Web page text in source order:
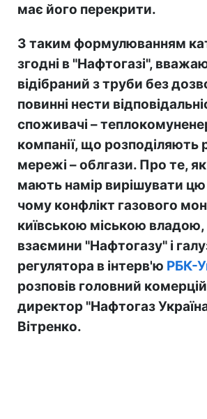
має його перекрити.
З таким формулюванням
згодні в "Нафтогазі",
відібраний з труби без
повинні нести
споживачі –
компанії, що розподіляють
мережі – облгази. Про те,
мають намір вирішувати цю
чому конфлікт газового
київською міською владою,
взаємини "Нафтогазу" і
регулятора в інтерв'ю РБК-
розповів головний
директор "Нафтогаз
Вітренко.